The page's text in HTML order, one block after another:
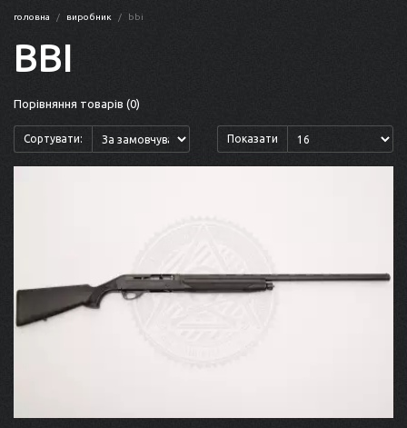
головна виробник bbi
BBI
Порівняння товарів (0)
Сортувати: Показати